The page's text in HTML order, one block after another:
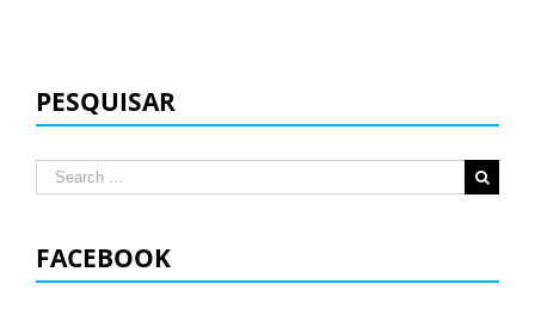
PESQUISAR
Search
for:
FACEBOOK